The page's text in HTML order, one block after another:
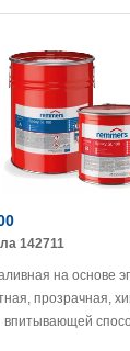
142711
на основе
прозрачная,
впитывающей